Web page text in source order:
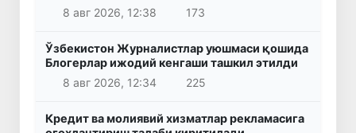
8 авг 2026, 12:38
173
Ўзбекистон Журналистлар уюшмаси қошида
Блогерлар ижодий кенгаши ташкил этилди
8 авг 2026, 12:34
225
Кредит ва молиявий хизматлар рекламасига